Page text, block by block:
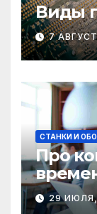
Виды
7
СТАНКИ И
Про
29